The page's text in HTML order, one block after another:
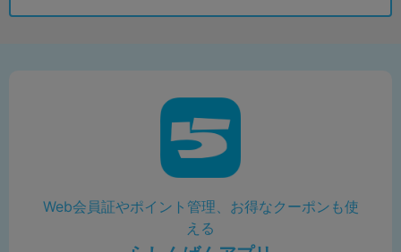
Web会員証やポイント管理、お得なクーポンも使
える